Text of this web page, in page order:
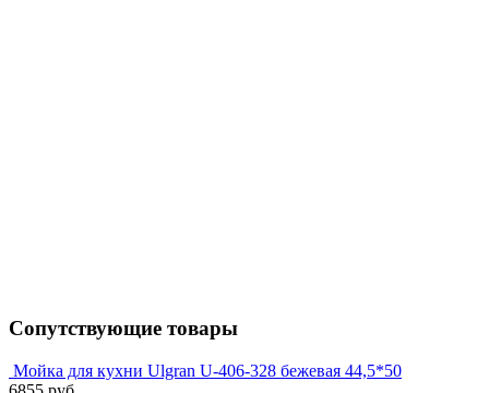
Сопутствующие товары
Мойка для кухни Ulgran U-406-328 бежевая 44,5*50